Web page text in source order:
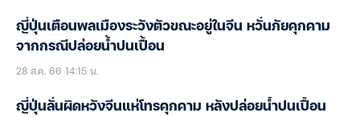
ญี่ปุ่นเตือนพลเมืองระวังตัวขณะอยู่ในจีน หวั่นภัยคุกคาม
จากกรณีปล่อยน้ำปนเปื้อน
28 ส.ค. 66 14:15 น.
ญี่ปุ่นลั่นผิดหวังจีนแห่โทรคุกคาม หลังปล่อยน้ำปนเปื้อน